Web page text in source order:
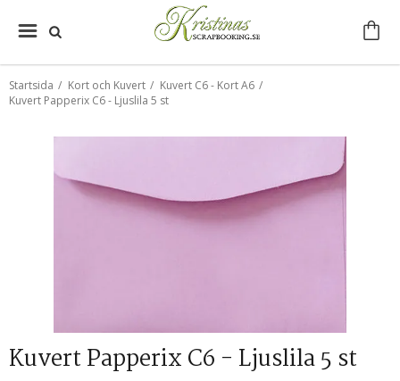
Startsida / Kort och Kuvert / Kuvert C6 - Kort A6 /
Kuvert Papperix C6 - Ljuslila 5 st
Kuvert Papperix C6 - Ljuslila 5 st